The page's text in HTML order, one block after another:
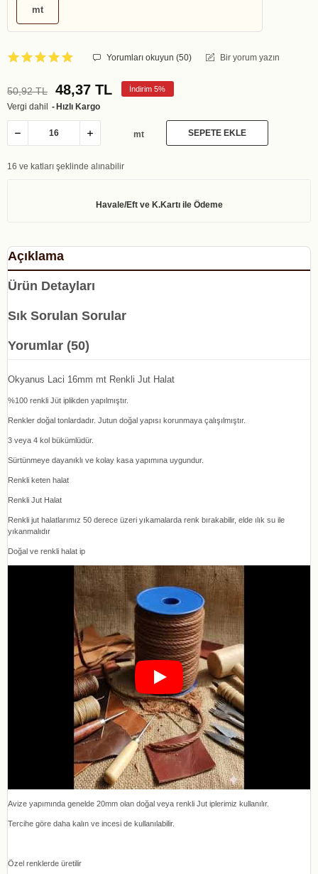
mt
Yorumları okuyun (50) Bir yorum yazın
50,92 TL 48,37 TL İndirim 5%
Vergi dahil Hızlı Kargo
mt SEPETE EKLE
16 ve katları şeklinde alınabilir
Açıklama
Ürün Detayları
Sık Sorulan Sorular
Yorumlar (50)
Okyanus Laci 16mm mt Renkli Jut Halat
%100 renkli Jüt iplikden yapılmıştır.
Renkler doğal tonlardadır. Jutun doğal yapısı korunmaya çalışılmıştır.
3 veya 4 kol bükümlüdür.
Sürtünmeye dayanıklı ve kolay kasa yapımına uygundur.
Renkli keten halat
Renkli Jut Halat
Renkli jut halatlarımız 50 derece üzeri yıkamalarda renk bırakabilir, elde ılık su ile
yıkanmalıdır
Doğal ve renkli halat ip
Avize yapımında genelde 20mm olan doğal veya renkli Jut iplerimiz kullanılır.
Tercihe göre daha kalın ve incesi de kullanılabilir.
Özel renklerde üretilir